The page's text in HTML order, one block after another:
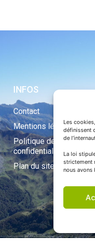
Les
définissent
de
La loi
strictement
nous avons
INFOS
Contact
Mentions légales
Politique de
confidentialité
Plan du site